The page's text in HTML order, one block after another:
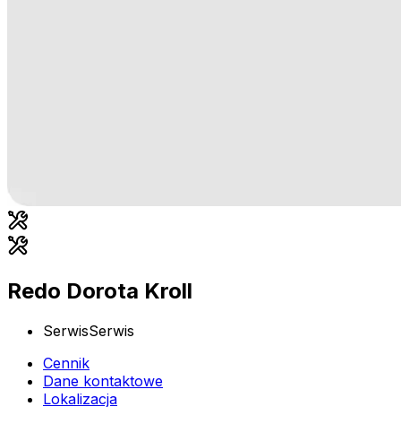
Redo Dorota Kroll
SerwisSerwis
Cennik
Dane kontaktowe
Lokalizacja